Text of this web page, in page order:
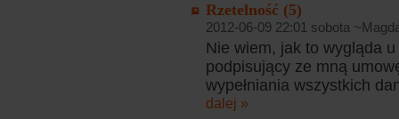
Rzetelność (5)
2012-06-09 22:01 sobota
Nie wiem, jak to wygląda
podpisujący ze mną
wypełniania wszystkich
dalej »